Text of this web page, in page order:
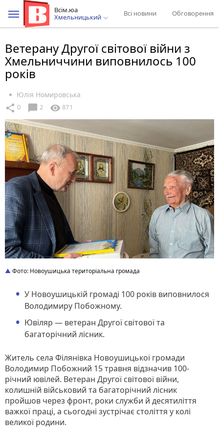
Всім.юа
Хмельницький
Всі новини Обговорення
Ветерану Другої світової війни з
Хмельниччини виповнилось 100
років
Юлія Номировська
share 0 chat_bubble 2 visibility 871
Фото: Новоушицька територіальна громада
У Новоушицькій громаді 100 років виповнилося
Володимиру Побожному.
Ювіляр — ветеран Другої світової та
багаторічний лісник.
Житель села Філянівка Новоушицької громади
Володимир Побожний 15 травня відзначив 100-
річний ювілей. Ветеран Другої світової війни,
колишній військовий та багаторічний лісник
пройшов через фронт, роки служби й десятиліття
важкої праці, а сьогодні зустрічає століття у колі
великої родини.